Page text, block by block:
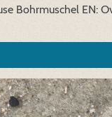
Bohrmuschel EN: